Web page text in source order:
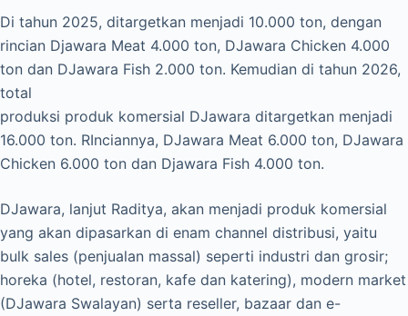
Di tahun 2025, ditargetkan menjadi 10.000 ton, dengan
rincian Djawara Meat 4.000 ton, DJawara Chicken 4.000
ton dan DJawara Fish 2.000 ton. Kemudian di tahun 2026,
total
produksi produk komersial DJawara ditargetkan menjadi
16.000 ton. RInciannya, DJawara Meat 6.000 ton, DJawara
Chicken 6.000 ton dan Djawara Fish 4.000 ton.
DJawara, lanjut Raditya, akan menjadi produk komersial
yang akan dipasarkan di enam channel distribusi, yaitu
bulk sales (penjualan massal) seperti industri dan grosir;
horeka (hotel, restoran, kafe dan katering), modern market
(DJawara Swalayan) serta reseller, bazaar dan e-